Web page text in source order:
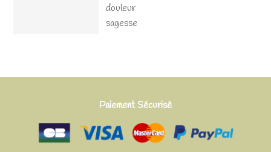
douleur
sagesse
Paiement Sécurisé